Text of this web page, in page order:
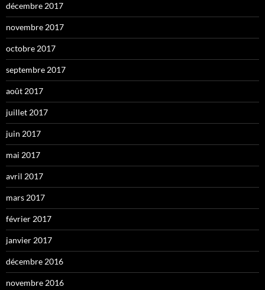
décembre 2017
novembre 2017
octobre 2017
septembre 2017
août 2017
juillet 2017
juin 2017
mai 2017
avril 2017
mars 2017
février 2017
janvier 2017
décembre 2016
novembre 2016